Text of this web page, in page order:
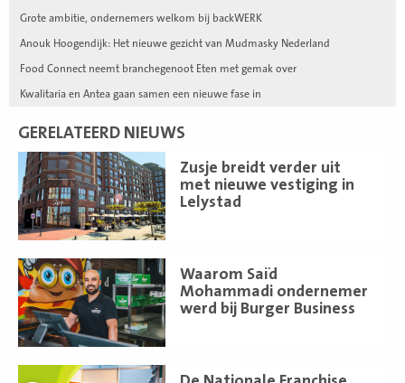
Grote ambitie, ondernemers welkom bij backWERK
Anouk Hoogendijk: Het nieuwe gezicht van Mudmasky Nederland
Food Connect neemt branchegenoot Eten met gemak over
Kwalitaria en Antea gaan samen een nieuwe fase in
GERELATEERD NIEUWS
Zusje breidt verder uit
met nieuwe vestiging in
Lelystad
Lees
meer
Waarom Saïd
Mohammadi ondernemer
werd bij Burger Business
Lees
meer